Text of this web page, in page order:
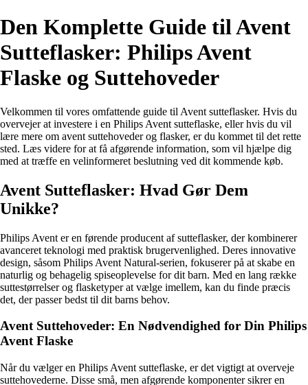
Den Komplette Guide til Avent
Sutteflasker: Philips Avent
Flaske og Suttehoveder
Velkommen til vores omfattende guide til Avent sutteflasker. Hvis du
overvejer at investere i en Philips Avent sutteflaske, eller hvis du vil
lære mere om avent suttehoveder og flasker, er du kommet til det rette
sted. Læs videre for at få afgørende information, som vil hjælpe dig
med at træffe en velinformeret beslutning ved dit kommende køb.
Avent Sutteflasker: Hvad Gør Dem
Unikke?
Philips Avent er en førende producent af sutteflasker, der kombinerer
avanceret teknologi med praktisk brugervenlighed. Deres innovative
design, såsom Philips Avent Natural-serien, fokuserer på at skabe en
naturlig og behagelig spiseoplevelse for dit barn. Med en lang række
suttestørrelser og flasketyper at vælge imellem, kan du finde præcis
det, der passer bedst til dit barns behov.
Avent Suttehoveder: En Nødvendighed for Din Philips
Avent Flaske
Når du vælger en Philips Avent sutteflaske, er det vigtigt at overveje
suttehovederne. Disse små, men afgørende komponenter sikrer en